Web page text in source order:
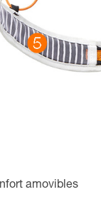
amovibles